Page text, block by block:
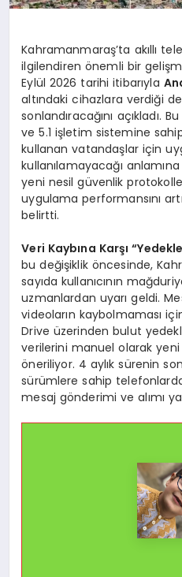
Kahramanmaraş’ta akıllı
ilgilendiren önemli bir
Eylül 2026 tarihi itibarıyla
altındaki cihazlara verdiği
sonlandıracağını açıkladı.
ve 5.1 işletim sistemine
kullanan vatandaşlar için
kullanılamayacağı
yeni nesil güvenlik
uygulama performansını
belirtti.
Veri Kaybına Karşı
bu değişiklik öncesinde,
sayıda kullanıcının
uzmanlardan uyarı geldi.
videoların kaybolmaması
Drive üzerinden bulut
verilerini manuel olarak
öneriliyor. 4 aylık sürenin
sürümlere sahip
mesaj gönderimi ve alımı